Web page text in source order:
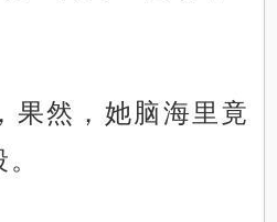
果然，她脑海里竟